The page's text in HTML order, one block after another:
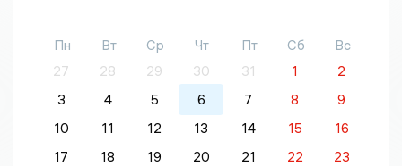
Пн Вт Ср Чт Пт Сб
Вс
27
28 29 30 31 1
2
3
4 5 6 7 8
9
10
11 12 13 14 15
16
17
18 19 20 21 22
23